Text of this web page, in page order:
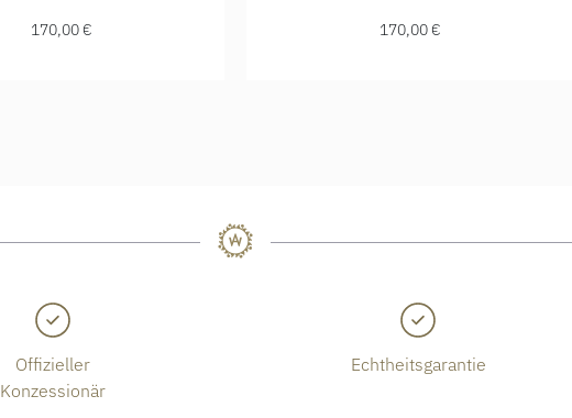
170,00 €
170,00 €
Offizieller
Konzessionär
Echtheitsgarantie